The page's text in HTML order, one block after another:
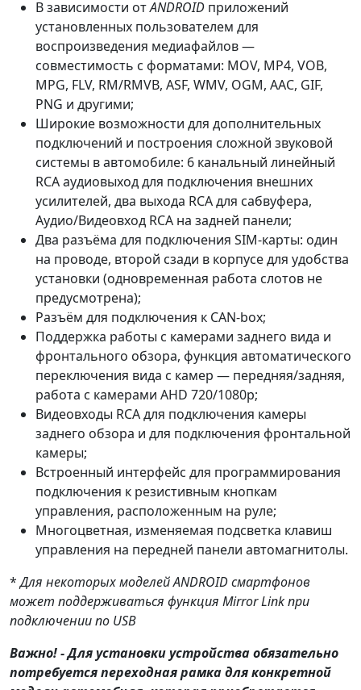
В зависимости отANDROID приложений
установленных пользователем для
воспроизведения медиафайлов —
совместимость с форматами: MOV, MP4, VOB,
MPG, FLV, RM/RMVB, ASF, WMV, OGM, AAC, GIF,
PNG и другими;
Широкие возможности для дополнительных
подключений и построения сложной звуковой
системы в автомобиле: 6 канальный линейный
RCA аудиовыход для подключения внешних
усилителей, два выхода RCA для сабвуфера,
Аудио/Видеовход RCA на задней панели;
Два разъёма для подключения SIM-карты: один
на проводе, второй сзади в корпусе для удобства
установки (одновременная работа слотов не
предусмотрена);
Разъём для подключения к CAN-box;
Поддержка работы с камерами заднего вида и
фронтального обзора, функция автоматического
переключения вида с камер — передняя/задняя,
работа с камерами AHD 720/1080p;
Видеовходы RCA для подключения камеры
заднего обзора и для подключения фронтальной
камеры;
Встроенный интерфейс для программирования
подключения к резистивным кнопкам
управления, расположенным на руле;
Многоцветная, изменяемая подсветка клавиш
управления на передней панели автомагнитолы.
*Для некоторых моделей ANDROID смартфонов
может поддерживаться функция Mirror Link при
подключении по USB
Важно! - Для установки устройства обязательно
потребуется переходная рамка для конкретной